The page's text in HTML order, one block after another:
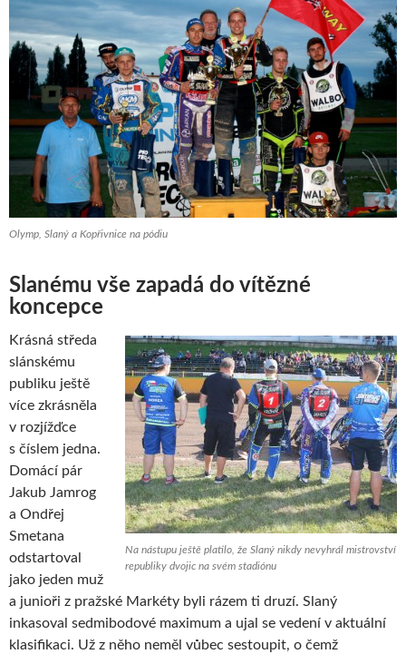
Olymp, Slaný a Kopřivnice na pódiu
Slanému vše zapadá do vítězné
koncepce
Na nástupu ještě platilo, že Slaný nikdy nevyhrál mistrovství
republiky dvojic na svém stadiónu
Krásná středa
slánskému
publiku ještě
více zkrásněla
v rozjížďce
s číslem jedna.
Domácí pár
Jakub Jamrog
a Ondřej
Smetana
odstartoval
jako jeden muž
a junioři z pražské Markéty byli rázem ti druzí. Slaný
inkasoval sedmibodové maximum a ujal se vedení v aktuální
klasifikaci. Už z něho neměl vůbec sestoupit, o čemž